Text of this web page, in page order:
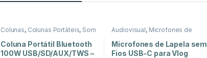
Colunas, Colunas Portáteis, Som
Coluna Portátil Bluetooth
100W USB/SD/AUX/TWS –
Audiovisual, Microfones de
Microfones de Lapela sem
Fios USB-C para Vlog